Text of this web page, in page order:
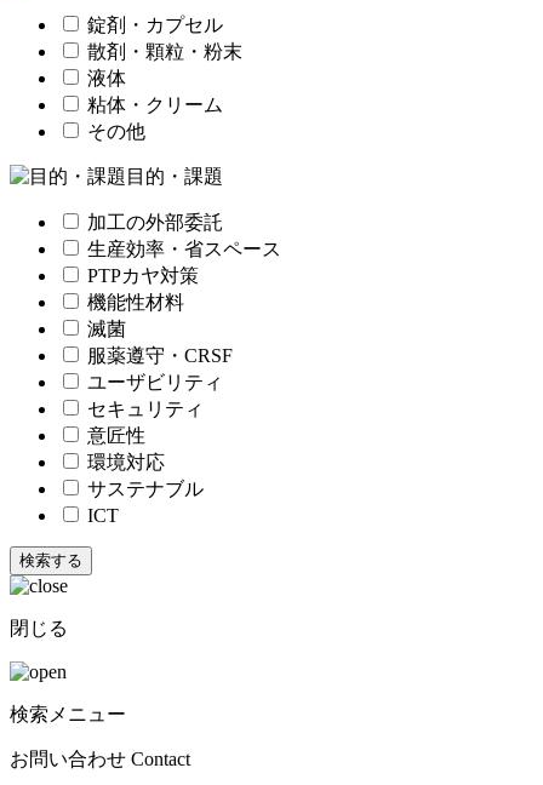
錠剤・カプセル
散剤・顆粒・粉末
液体
粘体・クリーム
その他
目的・課題
加工の外部委託
生産効率・省スペース
PTPカヤ対策
機能性材料
滅菌
服薬遵守・CRSF
ユーザビリティ
セキュリティ
意匠性
環境対応
サステナブル
ICT
閉じる
検索メニュー
お問い合わせ Contact